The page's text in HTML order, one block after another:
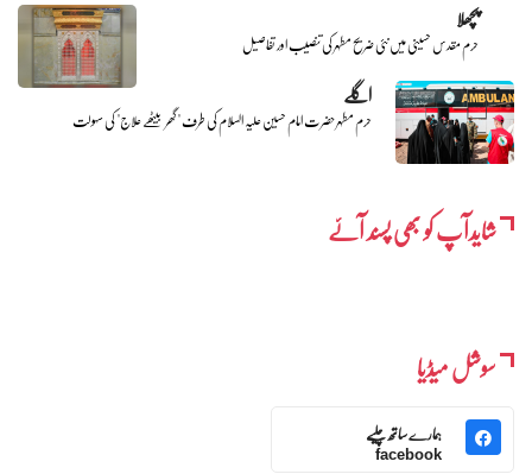
پچھلا
حرم مقدس حسینی میں نئی ضریح مطہر کی تنصیب اور تفاصیل
اگلے
حرم مطہر حضرت امام حسین علیہ السلام کی طرف "گھر بیٹھے علاج" کی سہولت
شایدآپ کو بھی پسند آئے
سوشل میڈیا
ہمارے ساتھ چلیے
facebook